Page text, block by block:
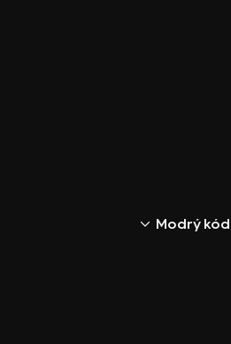
Modrý kód